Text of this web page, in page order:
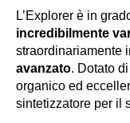
L’Explorer è in
incredibilmente
straordinariamente
avanzato. Dotato di
organico ed
sintetizzatore per il